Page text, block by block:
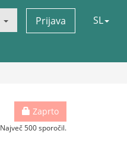
Prijava SL
Zaprto
Največ 500 sporočil.